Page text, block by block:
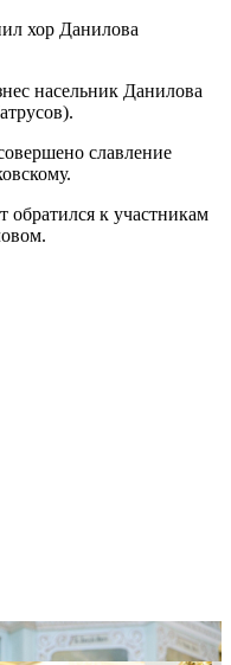
хор Данилова
насельник Данилова
славление
к участникам